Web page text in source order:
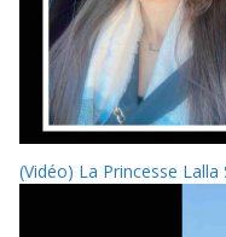
(Vidéo) La Princesse